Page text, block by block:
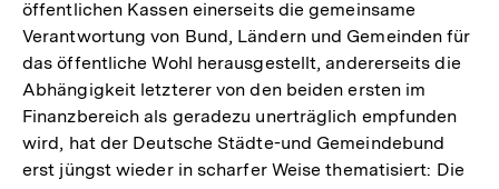
Fußnote
öffentlichen Kassen einerseits die gemeinsame
Verantwortung von Bund, Ländern und Gemeinden für
das öffentliche Wohl herausgestellt, andererseits die
Abhängigkeit letzterer von den beiden ersten im
Finanzbereich als geradezu unerträglich empfunden
wird, hat der Deutsche Städte-und Gemeindebund
erst jüngst wieder in scharfer Weise thematisiert: Die